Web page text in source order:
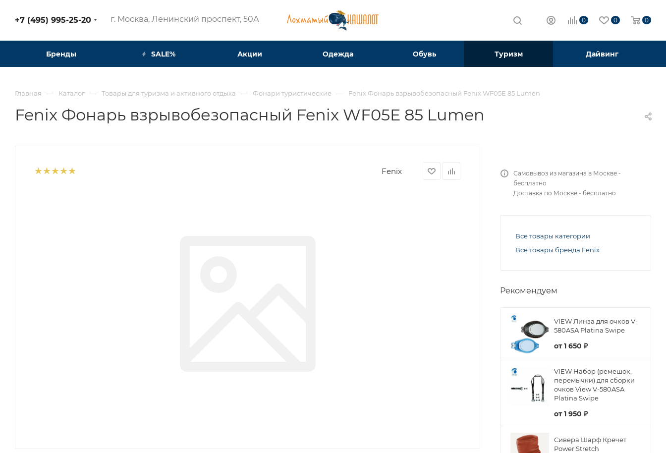
+7 (495) 995-25-20​ г. Москва, Ленинский проспект, 50А​ 0 0 0
Бренды SALE% Акции Одежда Обувь Туризм Дайвинг
Главная — Каталог — Товары для туризма и активного отдыха — Фонари туристические — Fenix Фонарь взрывобезопасный Fenix WF05E 85 Lumen
Fenix Фонарь взрывобезопасный Fenix WF05E 85 Lumen
Fenix
Самовывоз из магазина в Москве -
бесплатно
Доставка по Москве - бесплатно
Все товары категории
Все товары бренда Fenix
Рекомендуем
VIEW Линза для очков V-
580ASA Platina Swipe
от1 650 ₽
VIEW Набор (ремешок,
перемычки) для сборки
очков View V-580ASA
Platina Swipe
от1 950 ₽
Сивера Шарф Кречет
Power Stretch